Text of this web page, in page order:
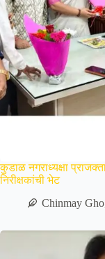
कुडाळ नगराध्यक्षा
निरीक्षकांची भेट
Chinmay